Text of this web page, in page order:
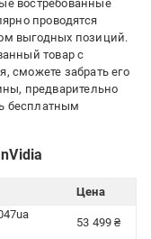
востребованные
проводятся
выгодных позиций.
товар с
сможете забрать его
предварительно
бесплатным
Цена
53 499 ₴